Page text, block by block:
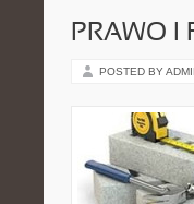
PRAWO I
POSTED BY